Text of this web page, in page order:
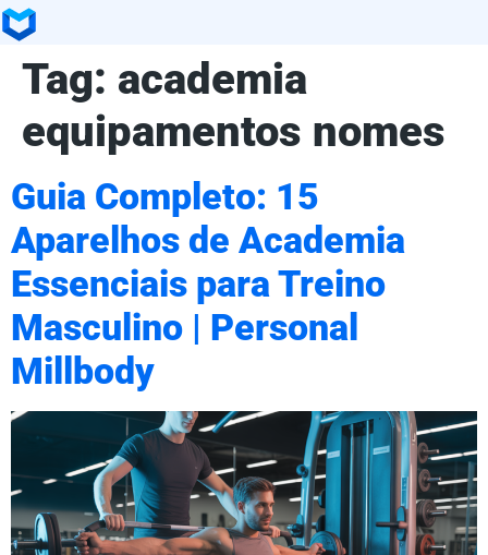
Tag: academia
equipamentos nomes
Guia Completo: 15
Aparelhos de Academia
Essenciais para Treino
Masculino | Personal
Millbody